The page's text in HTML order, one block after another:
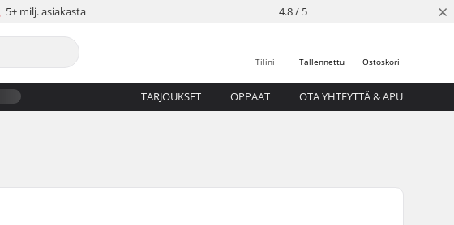
5+ milj. asiakasta 4.8 / 5 ×
Ostoskori
Tallennettu
Tilini
TARJOUKSET OPPAAT OTA YHTEYTTÄ & APU